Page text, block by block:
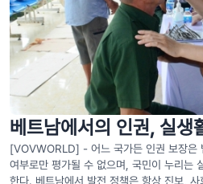
베트남에서의 인권, 실생
[VOVWORLD] - 어느 국가든 인권 보장은
여부로만 평가될 수 없으며, 국민이 누리는
한다. 베트남에서 발전 정책은 항상 진보,